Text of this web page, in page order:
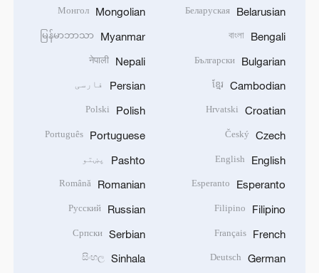
Belarusian
Беларуская
Bengali
বাংলা
Bulgarian
Български
Cambodian
ខ្មែរ
Croatian
Hrvatski
Czech
Český
English
English
Esperanto
Esperanto
Filipino
Filipino
French
Français
German
Deutsch
Mongolian
Монгол
Myanmar
မြန်မာဘာသာ
Nepali
नेपाली
Persian فارسی
Polish
Polski
Portuguese
Português
Pashto پښتو
Romanian
Română
Russian
Русский
Serbian
Српски
Sinhala
සිංහල